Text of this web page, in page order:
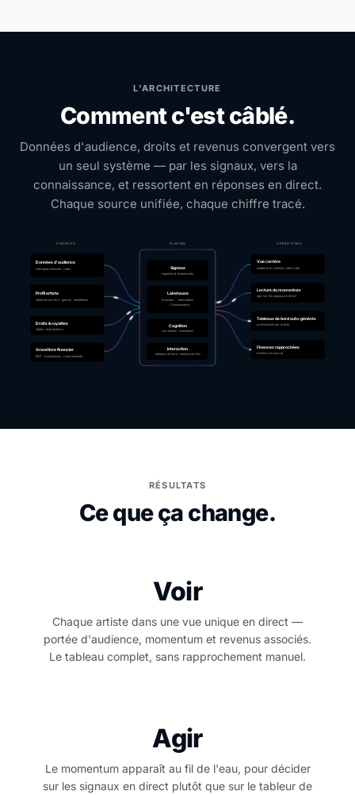
L'ARCHITECTURE
Comment c'est câblé.
Données d'audience, droits et revenus convergent vers
un seul système — par les signaux, vers la
connaissance, et ressortent en réponses en direct.
Chaque source unifiée, chaque chiffre tracé.
SOURCES PLASMA OPÉRATIONS
Données d'audience
métriques d'écoute · radio
Profil artiste
stade de carrière · genres · identifiants
Droits & royalties
labels · distributeurs
Grand livre financier
ERP · transactions · reversements
Signaux
ingestion & événements
Lakehouse
Données → Information
→ Connaissance
Cognition
corrélation · momentum
Interaction
tableaux de bord · analyse ad-hoc
Vue carrière
audience & revenus, côte à côte
Lecture du momentum
agir sur les signaux en direct
Tableaux de bord auto-générés
provisionnés par artiste
Finances rapprochées
tracées à la source
RÉSULTATS
Ce que ça change.
Voir
Chaque artiste dans une vue unique en direct —
portée d'audience, momentum et revenus associés.
Le tableau complet, sans rapprochement manuel.
Agir
Le momentum apparaît au fil de l'eau, pour décider
sur les signaux en direct plutôt que sur le tableur de